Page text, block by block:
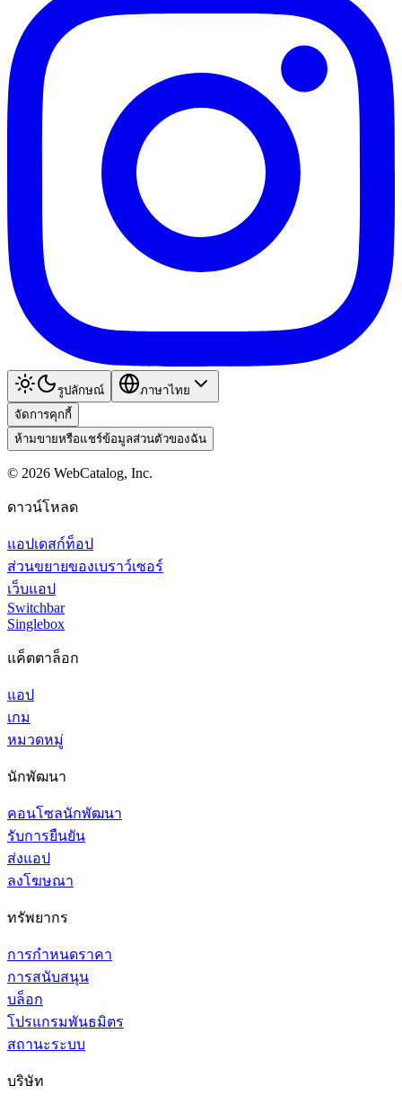
รูปลักษณ์
ภาษาไทย
จัดการคุกกี้
ห้ามขายหรือแชร์ข้อมูลส่วนตัวของฉัน
© 2026 WebCatalog, Inc.
ดาวน์โหลด
แอปเดสก์ท็อป
ส่วนขยายของเบราว์เซอร์
เว็บแอป
Switchbar
Singlebox
แค็ตตาล็อก
แอป
เกม
หมวดหมู่
นักพัฒนา
คอนโซลนักพัฒนา
รับการยืนยัน
ส่งแอป
ลงโฆษณา
ทรัพยากร
การกำหนดราคา
การสนับสนุน
บล็อก
โปรแกรมพันธมิตร
สถานะระบบ
บริษัท